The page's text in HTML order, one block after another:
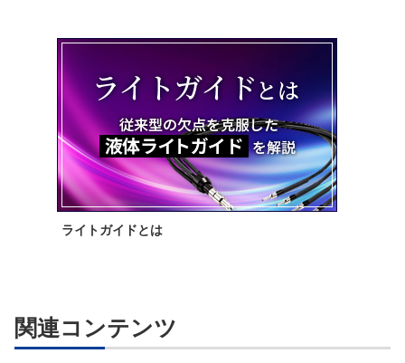
ライトガイドとは
関連コンテンツ